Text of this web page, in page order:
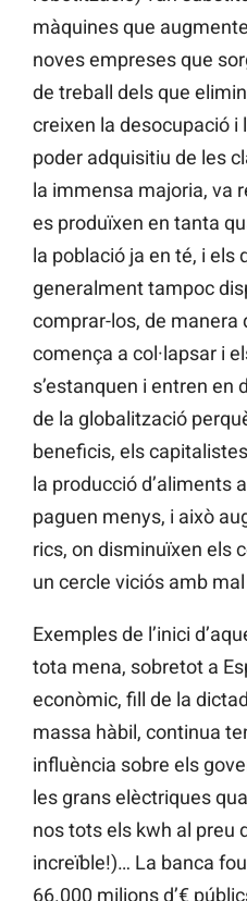
màquines que
noves empreses que
de treball dels que
creixen la desocupació i
poder adquisitiu de les
la immensa majoria, va
es produïxen en tanta
la població ja en té, i els
generalment tampoc
comprar-los, de
comença a col·lapsar i
s’estanquen i entren en
de la globalització
beneficis, els
la producció d’aliments
paguen menys, i això
rics, on disminuïxen els
un cercle viciós amb
Exemples de l’inici
tota mena, sobretot a
econòmic, fill de la
massa hàbil, continua
influència sobre els
les grans elèctriques
nos tots els kwh al preu
increïble!)… La banca
66.000 milions d’€